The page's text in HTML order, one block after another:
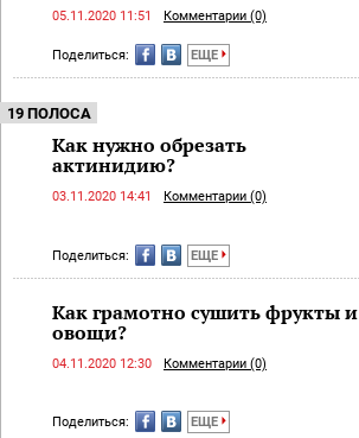
05.11.2020 11:51 Комментарии (0)
Поделиться: ЕЩЕ
19 ПОЛОСА
Как нужно обрезать
актинидию?
03.11.2020 14:41 Комментарии (0)
Поделиться: ЕЩЕ
Как грамотно сушить фрукты и
овощи?
04.11.2020 12:30 Комментарии (0)
Поделиться: ЕЩЕ